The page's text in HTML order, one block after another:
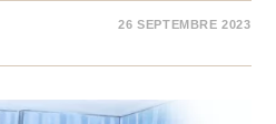
26 SEPTEMBRE 2023